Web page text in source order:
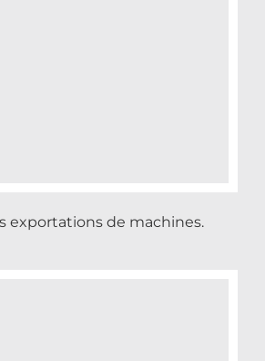
exportations de machines.